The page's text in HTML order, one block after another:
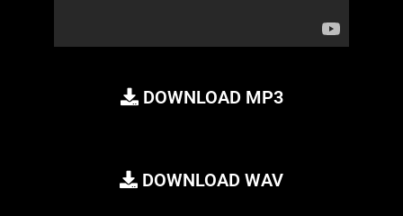
DOWNLOAD MP3
DOWNLOAD WAV